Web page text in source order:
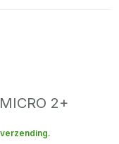
2+